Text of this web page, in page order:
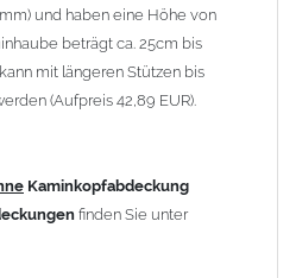
von 1200mm werden 6
WetterfahneundKaminbreite
mitklappbaren Stützen
Länge ab 1200mm 6 Stützen =
und haben eine Höhe von
beträgt ca. 25cm bis
kann mit längeren Stützen bis
(Aufpreis 42,89 EUR).
Kaminkopfabdeckung
finden Sie unter